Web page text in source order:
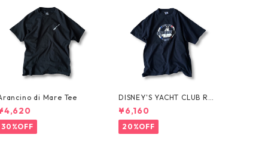
di Mare Tee
30%OFF
DISNEY'S YACHT CLUB RES
ORT Tee
¥6,160
20%OFF